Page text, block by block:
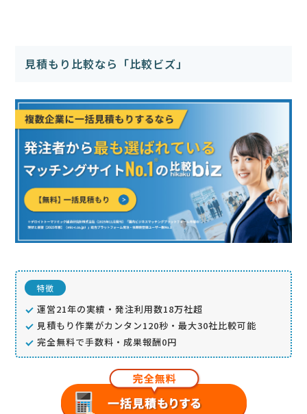
見積もり比較なら「比較ビズ」
特徴
運営21年の実績・発注利用数18万社超
見積もり作業がカンタン120秒・最大30社比較可能
完全無料で手数料・成果報酬0円